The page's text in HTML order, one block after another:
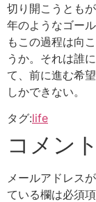
切り開こうとも
年のようなゴー
もこの過程は向
うか。それは誰
て、前に進む希
しかできない。
タグ:life
コメン
メールアドレス
ている欄は必須